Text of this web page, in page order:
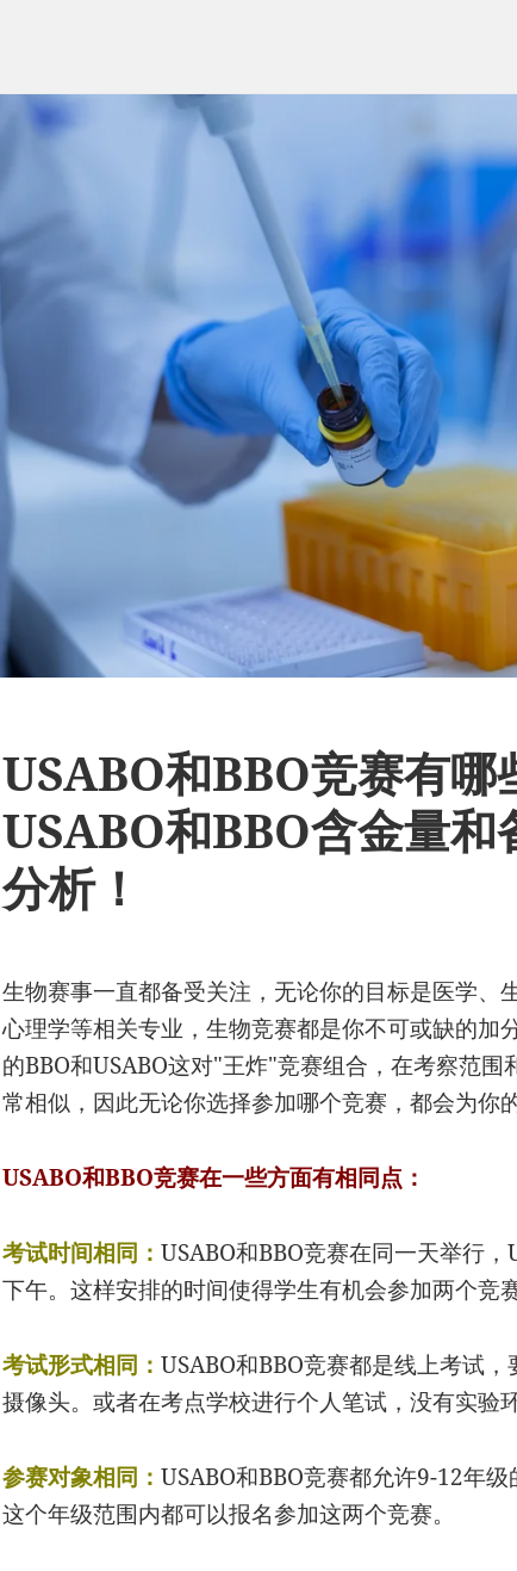
USABO和BBO竞赛有哪
USABO和BBO含金量和
分析！
生物赛事一直都备受关注，无论你的目标是医学、
心理学等相关专业，生物竞赛都是你不可或缺的加
的BBO和USABO这对"王炸"竞赛组合，在考察范围
常相似，因此无论你选择参加哪个竞赛，都会为你
USABO和BBO竞赛在一些方面有相同点：
考试时间相同：USABO和BBO竞赛在同一天举行，
下午。这样安排的时间使得学生有机会参加两个竞
考试形式相同：USABO和BBO竞赛都是线上考试
摄像头。或者在考点学校进行个人笔试，没有实验环
参赛对象相同：USABO和BBO竞赛都允许9-12年
这个年级范围内都可以报名参加这两个竞赛。